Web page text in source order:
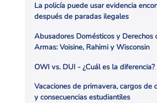
La policía puede usar evidencia
después de paradas ilegales
Abusadores Domésticos y Derechos
Armas: Voisine, Rahimi y Wisconsin
OWI vs. DUI - ¿Cuál es la diferencia?
Vacaciones de primavera, cargos de
y consecuencias estudiantiles